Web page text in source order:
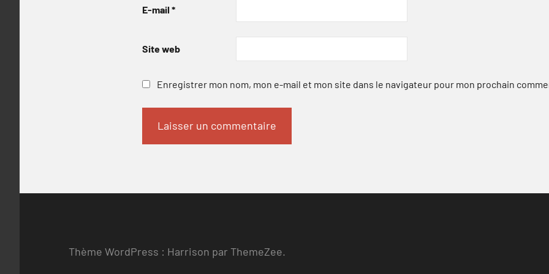
E-mail *
Site web
Enregistrer mon nom, mon e-mail et mon site dans le navigateur pour mon prochain
Thème WordPress : Harrison par ThemeZee.